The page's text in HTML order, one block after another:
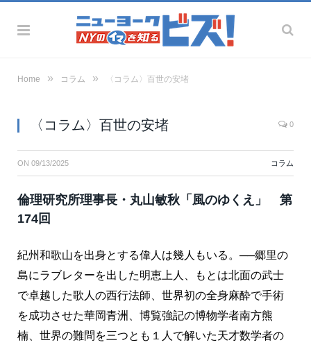
Home » コラム » 〈コラム〉百世の安堵
〈コラム〉百世の安堵 0
ON 09/13/2025 コラム
倫理研究所理事​長・丸山敏秋「風のゆくえ」 第
174回
紀州和歌山を出身とする偉人は幾人もいる。──郷里の
島にラブレターを出した明恵上人、もとは北面の武士
で卓越した歌人の西行法師、世界初の全身麻酔で手術
を成功させた華岡青洲、博覧強記の博物学者南方熊
楠、世界の難問を三つとも１人で解いた天才数学者の